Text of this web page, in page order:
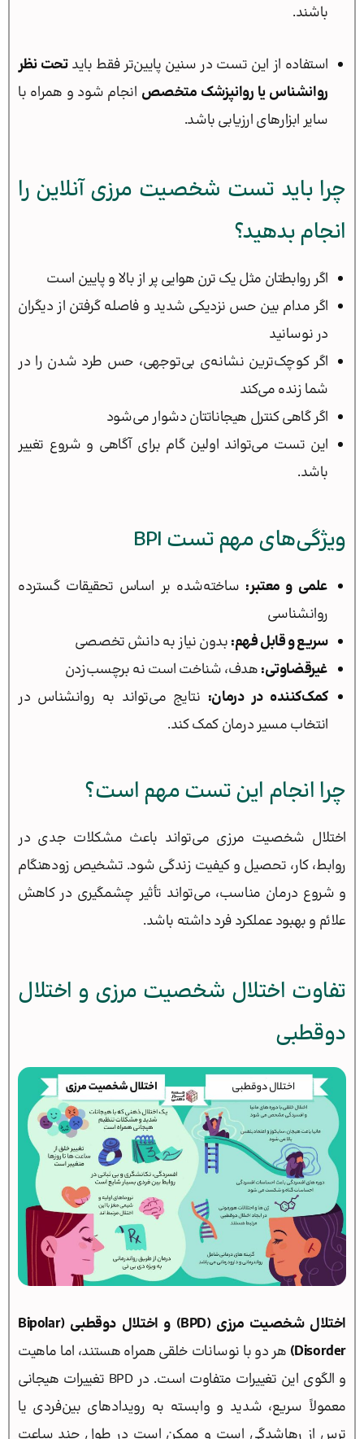
باشند.
استفاده از این تست در سنین پایین‌تر فقط بایدتحت نظر
روانشناس یا روانپزشک متخصص انجام شود و همراه با
سایر ابزارهای ارزیابی باشد.
چرا باید تست شخصیت مرزی آنلاین را
انجام بدهید؟
اگر روابطتان مثل یک ترن هوایی پر از بالا و پایین است
اگر مدام بین حس نزدیکی شدید و فاصله گرفتن از دیگران
در نوسانید
اگر کوچک‌ترین نشانه‌ی بی‌توجهی، حس طرد شدن را در
شما زنده می‌کند
اگر گاهی کنترل هیجاناتتان دشوار می‌شود
این تست می‌تواند اولین گام برای آگاهی و شروع تغییر
باشد.
ویژگی‌های مهم تست BPI
علمی و معتبر: ساخته‌شده بر اساس تحقیقات گسترده
روانشناسی
سریع و قابل فهم:بدون نیاز به دانش تخصصی
غیرقضاوتی:هدف، شناخت است نه برچسب‌زدن
کمک‌کننده در درمان: نتایج می‌تواند به روانشناس در
انتخاب مسیر درمان کمک کند.
چرا انجام این تست مهم است؟
اختلال شخصیت مرزی می‌تواند باعث مشکلات جدی در
روابط، کار، تحصیل و کیفیت زندگی شود. تشخیص زودهنگام
و شروع درمان مناسب، می‌تواند تأثیر چشمگیری در کاهش
علائم و بهبود عملکرد فرد داشته باشد.
تفاوت اختلال شخصیت مرزی و اختلال
دوقطبی
اختلال شخصیت مرزی (BPD) و اختلال دوقطبی (Bipolar
Disorder) هر دو با نوسانات خلقی همراه هستند، اما ماهیت
و الگوی این تغییرات متفاوت است. در BPD تغییرات هیجانی
معمولاً سریع، شدید و وابسته به رویدادهای بین‌فردی یا